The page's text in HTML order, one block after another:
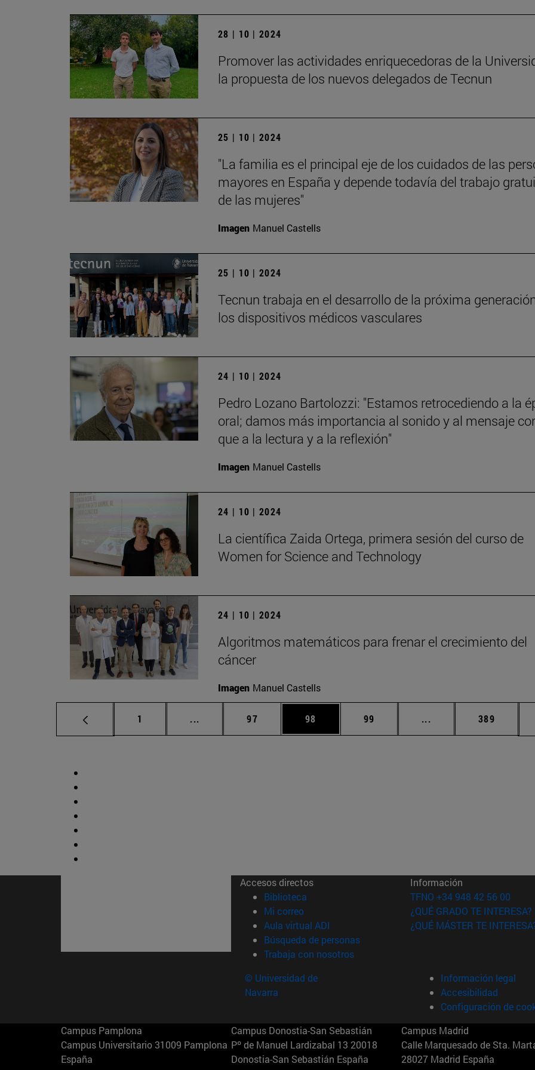
28 | 10 | 2024
Promover las actividades enriquecedoras de la
la propuesta de los nuevos delegados de Tecnun
25 | 10 | 2024
"La familia es el principal eje de los cuidados de las
mayores en España y depende todavía del trabajo
de las mujeres"
Imagen Manuel Castells
25 | 10 | 2024
Tecnun trabaja en el desarrollo de la próxima
los dispositivos médicos vasculares
24 | 10 | 2024
Pedro Lozano Bartolozzi: "Estamos retrocediendo a la
oral; damos más importancia al sonido y al mensaje
que a la lectura y a la reflexión"
Imagen Manuel Castells
24 | 10 | 2024
La científica Zaida Ortega, primera sesión del curso de
Women for Science and Technology
24 | 10 | 2024
Algoritmos matemáticos para frenar el crecimiento del
cáncer
Imagen Manuel Castells
Página
1 ... Páginas intermedias Use TAB para desplazarse.
Página
97 Página
98 Página
99 ... Páginas intermedias
Página
389
Accesos directos
Biblioteca (abre en nueva ventana)
Mi correo(abre en nueva ventana)
Aula virtual ADI (abre en nueva ventana)
Búsqueda de personas(abre en nueva ventana)
Trabaja con nosotros(abre en nueva ventana)
Información
TFNO +34 948 42 56 00
¿QUÉ GRADO TE INTERESA?
¿QUÉ MÁSTER TE
© Universidad de
Navarra
Información legal
Accesibilidad
Configuración de
Campus Pamplona
Campus Universitario 31009 Pamplona
España
Campus Donostia-San Sebastián
Pº de Manuel Lardizabal 13 20018
Donostia-San Sebastián España
Campus Madrid
Calle Marquesado de Sta.
28027 Madrid España